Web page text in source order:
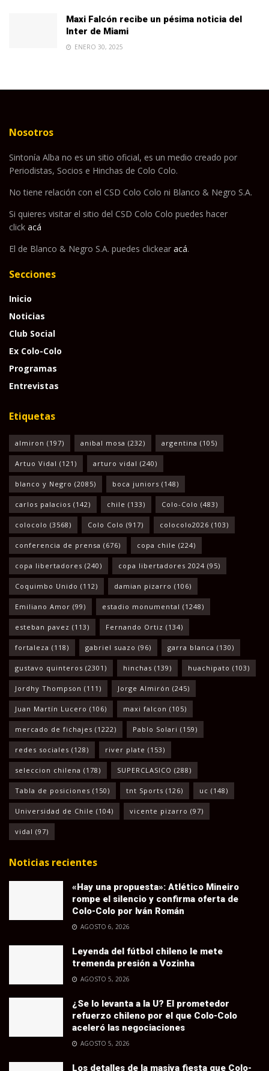
Maxi Falcón recibe un pésima noticia del
Inter de Miami
ENERO 30, 2025
Nosotros
Sintonía Alba no es un sitio oficial, es un medio creado por
Periodistas, Socios e Hinchas de Colo Colo.
No tiene relación con el CSD Colo Colo ni Blanco & Negro S.A.
Si quieres visitar el sitio del CSD Colo Colo puedes hacer
click acá
El de Blanco & Negro S.A. puedes clickear acá.
Secciones
Inicio
Noticias
Club Social
Ex Colo-Colo
Programas
Entrevistas
Etiquetas
almiron (197) anibal mosa (232) argentina (105)
Artuo Vidal (121) arturo vidal (240)
blanco y Negro (2085) boca juniors (148)
carlos palacios (142) chile (133) Colo-Colo (483)
colocolo (3568) Colo Colo (917) colocolo2026 (103)
conferencia de prensa (676) copa chile (224)
copa libertadores (240) copa libertadores 2024 (95)
Coquimbo Unido (112) damian pizarro (106)
Emiliano Amor (99) estadio monumental (1248)
esteban pavez (113) Fernando Ortiz (134)
fortaleza (118) gabriel suazo (96) garra blanca (130)
gustavo quinteros (2301) hinchas (139) huachipato (103)
Jordhy Thompson (111) Jorge Almirón (245)
Juan Martín Lucero (106) maxi falcon (105)
mercado de fichajes (1222) Pablo Solari (159)
redes sociales (128) river plate (153)
seleccion chilena (178) SUPERCLASICO (288)
Tabla de posiciones (150) tnt Sports (126) uc (148)
Universidad de Chile (104) vicente pizarro (97)
vidal (97)
Noticias recientes
«Hay una propuesta»: Atlético Mineiro
rompe el silencio y confirma oferta de
Colo-Colo por Iván Román
AGOSTO 6, 2026
Leyenda del fútbol chileno le mete
tremenda presión a Vozinha
AGOSTO 5, 2026
¿Se lo levanta a la U? El prometedor
refuerzo chileno por el que Colo-Colo
aceleró las negociaciones
AGOSTO 5, 2026
Los detalles de la masiva fiesta que Colo-